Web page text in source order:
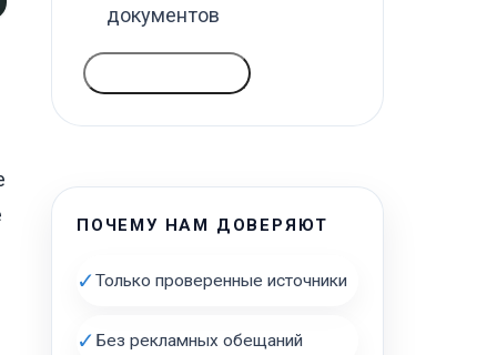
документов
ПОЧЕМУ НАМ ДОВЕРЯЮТ
✓Только проверенные источники
✓ Без рекламных обещаний